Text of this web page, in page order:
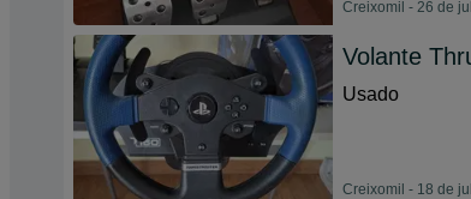
Creixomil - 26 de
Volante
Usado
Creixomil - 18 de